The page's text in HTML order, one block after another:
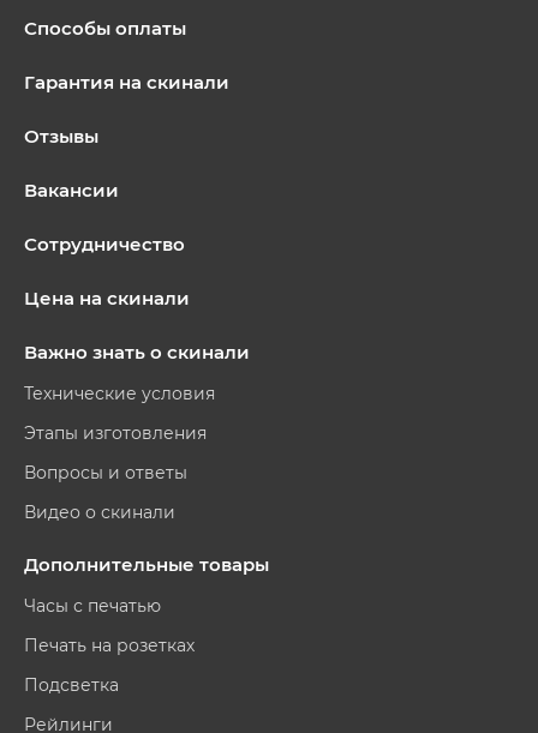
Способы оплаты
Гарантия на скинали
Отзывы
Вакансии
Сотрудничество
Цена на скинали
Важно знать о скинали
Технические условия
Этапы изготовления
Вопросы и ответы
Видео о скинали
Дополнительные товары
Часы с печатью
Печать на розетках
Подсветка
Рейлинги